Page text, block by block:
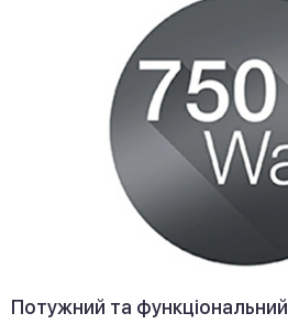
Потужний та функціональний